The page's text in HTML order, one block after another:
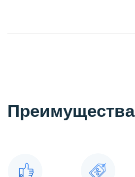
Преимущества